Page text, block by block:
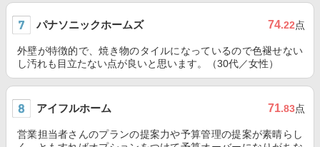
パナソニックホームズ 74.22点
外壁が特徴的で、焼き物のタイルになっているので色褪せない
し汚れも目立たない点が良いと思います。（30代／女性）
アイフルホーム 71.83点
営業担当者さんのプランの提案力や予算管理の提案が素晴らし